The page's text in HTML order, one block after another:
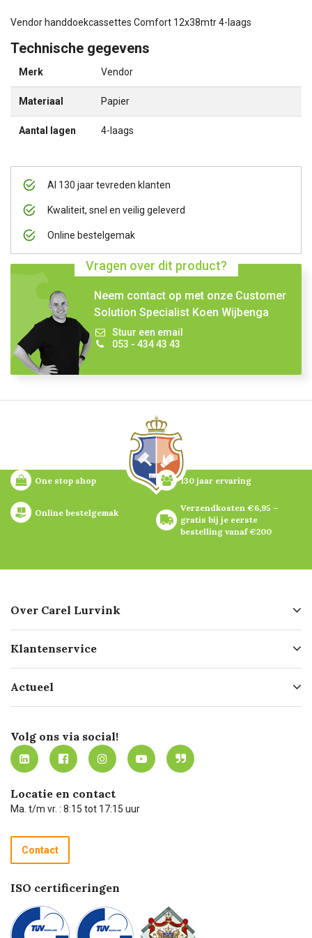
Al 130 jaar tevreden klanten
Kwaliteit, snel en veilig geleverd
Online bestelgemak
Vragen over dit product?
Neem contact op met onze Customer
Solution Specialist Koen Wijbenga
Stuur een email
053 - 434 43 43
Vendor handdoekcassettes Comfort 12x38mtr 4-laags
Technische gegevens
Merk Vendor
Materiaal Papier
Aantal lagen 4-laags
One stop shop 130 jaar ervaring
Online bestelgemak
Verzendkosten €6,95 –
gratis bij je eerste
bestelling vanaf €200
Over Carel Lurvink
Geschiedenis
Missie
Werken bij Carel Lurvink
MVO
Klantenservice
Bezorgen
Mijn Carel Lurvink
Mijn Carel Lurvink instructievideo's
Carel Lurvink App
Hulp op afstand
Technische dienst
Recycle programma
Betalen
Actueel
Innovation LAB
Tevreden klanten
Carel Lurvink Blog
Carel de podcast
Volg ons via social!
Locatie en contact
Ma. t/m vr. : 8:15 tot 17:15 uur
Contact
ISO certificeringen